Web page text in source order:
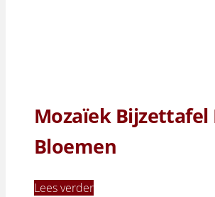
Mozaïek Bijzettafel
Bloemen
Lees verder